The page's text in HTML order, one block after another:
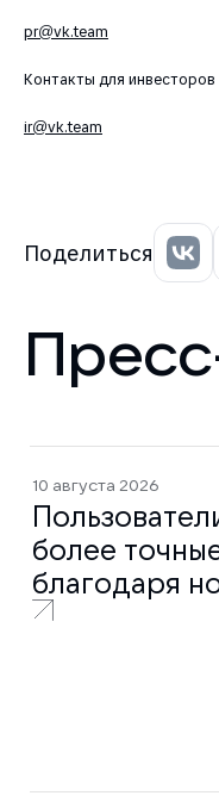
pr@vk.team
Контакты для инвесторов
ir@vk.team
Поделиться
10 августа 2026
более
благодаря